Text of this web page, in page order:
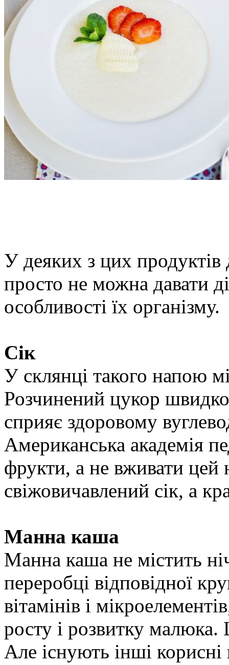
У деяких з цих продуктів
просто не можна давати
особливості їх організму.
Сік
У склянці такого напою
Розчинений цукор
сприяє здоровому
Американська академія
фрукти, а не вживати
свіжовичавлений сік, а
Манна каша
Манна каша не містить
переробці відповідної
вітамінів і
росту і розвитку
Але існують інші корисні